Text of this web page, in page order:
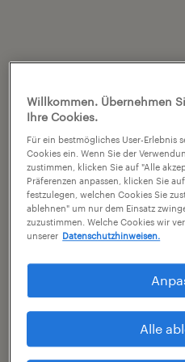
Willkommen. Übernehmen
Ihre Cookies.
Für ein bestmögliches User-Erlebnis
Cookies ein. Wenn Sie der
zustimmen, klicken Sie auf "Alle
Präferenzen anpassen, klicken Sie
festzulegen, welchen Cookies Sie
ablehnen" um nur dem Einsatz
zuzustimmen. Welche Cookies wir
unserer Datenschutzhinweisen.
Alle